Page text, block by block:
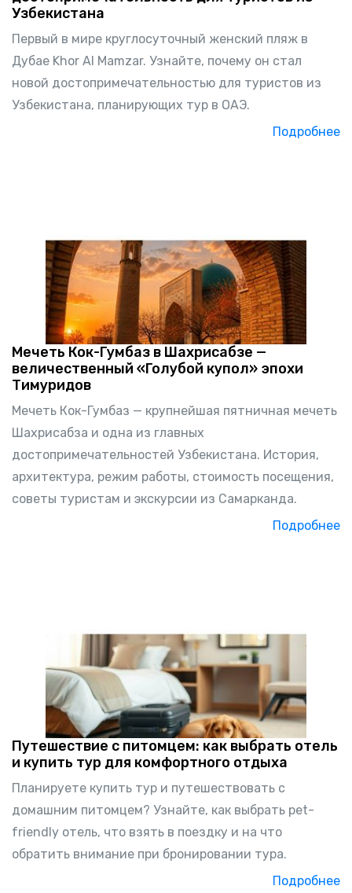
Узбекистана
Первый в мире круглосуточный женский пляж в
Дубае Khor Al Mamzar. Узнайте, почему он стал
новой достопримечательностью для туристов из
Узбекистана, планирующих тур в ОАЭ.
Подробнее
Мечеть Кок-Гумбаз в Шахрисабзе —
величественный «Голубой купол» эпохи
Тимуридов
Мечеть Кок-Гумбаз — крупнейшая пятничная мечеть
Шахрисабза и одна из главных
достопримечательностей Узбекистана. История,
архитектура, режим работы, стоимость посещения,
советы туристам и экскурсии из Самарканда.
Подробнее
Путешествие с питомцем: как выбрать отель
и купить тур для комфортного отдыха
Планируете купить тур и путешествовать с
домашним питомцем? Узнайте, как выбрать pet-
friendly отель, что взять в поездку и на что
обратить внимание при бронировании тура.
Подробнее